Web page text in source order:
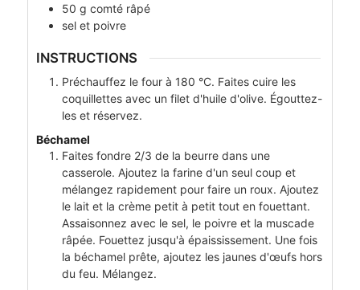
50 g comté râpé
sel et poivre
INSTRUCTIONS
Préchauffez le four à 180 °C. Faites cuire les
coquillettes avec un filet d'huile d'olive. Égouttez-
les et réservez.
Béchamel
Faites fondre 2/3 de la beurre dans une
casserole. Ajoutez la farine d'un seul coup et
mélangez rapidement pour faire un roux. Ajoutez
le lait et la crème petit à petit tout en fouettant.
Assaisonnez avec le sel, le poivre et la muscade
râpée. Fouettez jusqu'à épaississement. Une fois
la béchamel prête, ajoutez les jaunes d'œufs hors
du feu. Mélangez.